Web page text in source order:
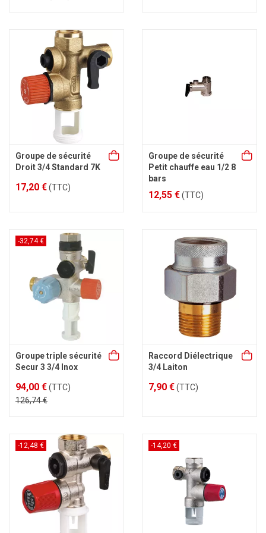
Groupe de sécurité
Droit 3/4 Standard 7K
17,20 €(TTC)
Groupe de sécurité
Petit chauffe eau 1/2 8
bars
12,55 €(TTC)
-32,74 €
Groupe triple sécurité
Secur 3 3/4 Inox
94,00 €(TTC)
126,74 €
Raccord Diélectrique
3/4 Laiton
7,90 €(TTC)
-12,48 € -14,20 €